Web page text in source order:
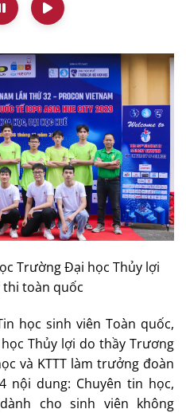
Trường Đại học Thủy lợi
toàn quốc
học sinh viên Toàn quốc,
Thủy lợi do thầy Trương
và KTTT làm trưởng đoàn
nội dung: Chuyên tin học,
cho sinh viên không